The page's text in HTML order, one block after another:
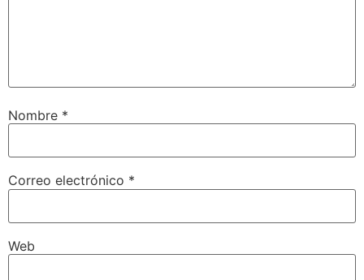
Nombre *
Correo electrónico *
Web